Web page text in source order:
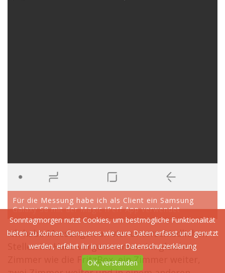
Für die Messung habe ich als Client ein Samsung
Galaxy S8 mit der Magic iPerf App verwendet
Ich habe Messungen an vier unterschiedlichen
Stellen im Haus vorgenommen: im gleichen
Zimmer wie die FritzBox, ein Zimmer weiter,
Sonntagmorgen nutzt Cookies, um bestmögliche Funktionalität
bieten zu können. Genaueres wie eure Daten erfasst und genutzt
werden, erfahrt ihr in unserer Datenschutzerklärung
OK, verstanden